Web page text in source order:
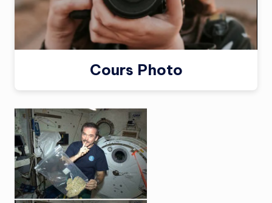
Cours Photo